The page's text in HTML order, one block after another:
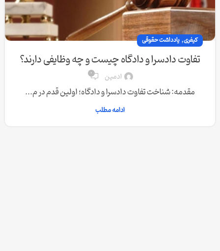
کیفری, یادداشت حقوقی
تفاوت دادسرا و دادگاه چیست و چه وظایفی دارند؟
ادمین 0
مقدمه: شناخت تفاوت دادسرا و دادگاه؛ اولین قدم در م...
ادامه مطلب